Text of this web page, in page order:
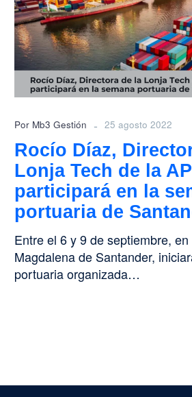
la
Lonja
Tech
de
la
APH,
la
de
Por Mb3 Gestión - 25 agosto 2022
Rocío Díaz,
Lonja Tech de la
participará en la
portuaria de
Entre el 6 y 9 de septiembre,
Magdalena de Santander,
portuaria organizada…